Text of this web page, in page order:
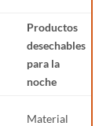
Productos
desechables
para la
noche
Material